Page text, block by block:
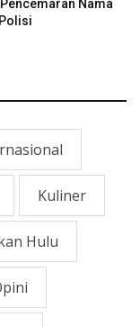
Nama
Kuliner
Hulu